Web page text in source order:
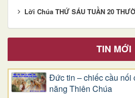
Lời Chúa THỨ SÁU TUẦN 20
TIN MỚI
Đức tin – chiếc cầu nối
năng Thiên Chúa